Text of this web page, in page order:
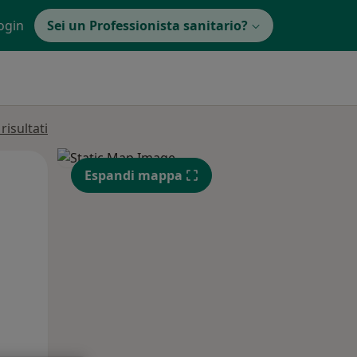
Sei un Professionista sanitario?
Mer, Gio,
13 Ago
Espandi mappa